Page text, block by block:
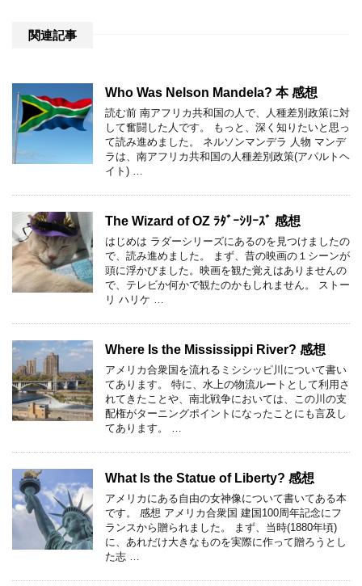
関連記事
Who Was Nelson Mandela? 本 感想
読む前 南アフリカ共和国の人で、人種差別政策に対
して奮闘した人です。 もっと、深く知りたいと思っ
て読み進めました。 ネルソンマンデラ 人物 マンデ
ラは、南アフリカ共和国の人種差別政策(アパルトヘ
イト) …
The Wizard of OZ ﾗﾀﾞｰｼﾘｰｽﾞ 感想
はじめは ラダーシリーズにあるのを見つけましたの
で、読み進めました。 まず、昔の映画の１シーンが
頭に浮かびました。映画を観た覚えはありませんの
で、テレビか何かで観たのかもしれません。 ストー
リ ハリケ …
Where Is the Mississippi River? 感想
アメリカ合衆国を流れるミシシッピ川について書い
てあります。 特に、水上の物流ルートとして利用さ
れてきたことや、南北戦争においては、この川の支
配権がターニングポイントになったことにも言及し
てあります。 …
What Is the Statue of Liberty? 感想
アメリカにある自由の女神像について書いてある本
です。 感想 アメリカ合衆国 建国100周年記念にフ
ランスから贈られました。 まず、当時(1880年頃)
に、あれだけ大きなものを実際に作って贈ろうとし
た志 …